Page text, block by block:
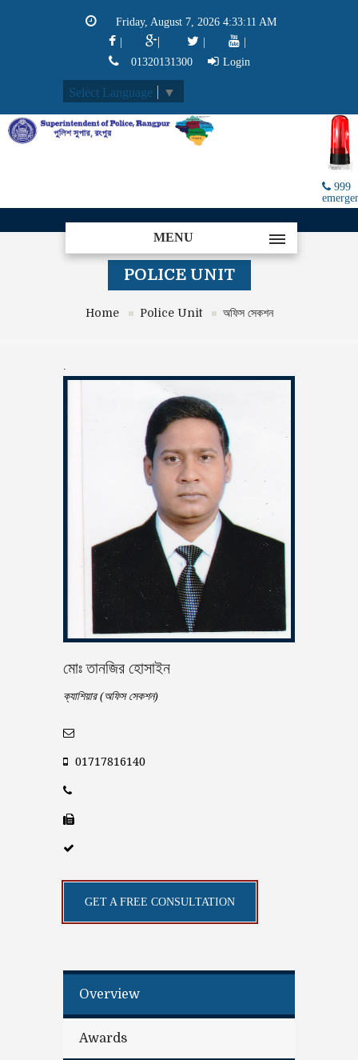
Friday, August 7, 2026 4:33:12 AM
|
01320131300
Login
Select Language ▼
999
MENU
POLICE UNIT
Home Police Unit অফিস সেকশন
মোঃ তানজির হোসাইন
ক্যাশিয়ার (অফিস সেকশন)
01717816140
GET A FREE CONSULTATION
Overview
Awards